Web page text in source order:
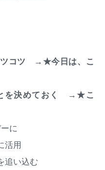
ツコツ →★今日は、こ
を決めておく →★こ
に
活用
追い込む